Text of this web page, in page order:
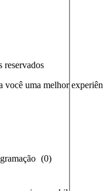
(0)
reservados
uma melhor